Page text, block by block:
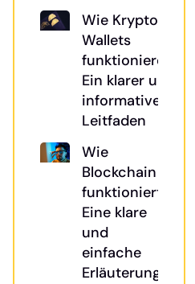
Wie Krypto-
Wallets
funktionieren:
Ein klarer und
informativer
Leitfaden
Wie
Blockchain
funktioniert:
Eine klare
und
einfache
Erläuterung